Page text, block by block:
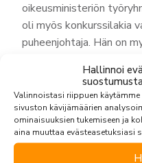
Hallinnoi
suostumusta
Valinnoistasi riippuen
sivuston kävijämäärien
ominaisuuksien tukemiseen ja
aina muuttaa evästeasetuksiasi
oikeusministeriön
oli myös konkurssilakia
puheenjohtaja. Hän on
osallistunut Suomen
lainsäädäntötyöhön ja
sopimushankkeisiin.
välimiehenä. Ennen
Senior Advisorina